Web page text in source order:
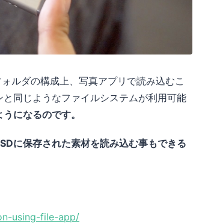
ルダの構成上、写真アプリで読み込むこ
同じようなファイルシステムが利用可能
になるのです。
に保存された素材を読み込む事もできる
using-file-app/